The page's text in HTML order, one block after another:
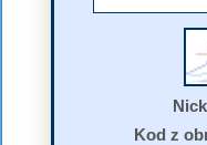
Nick
Kod z